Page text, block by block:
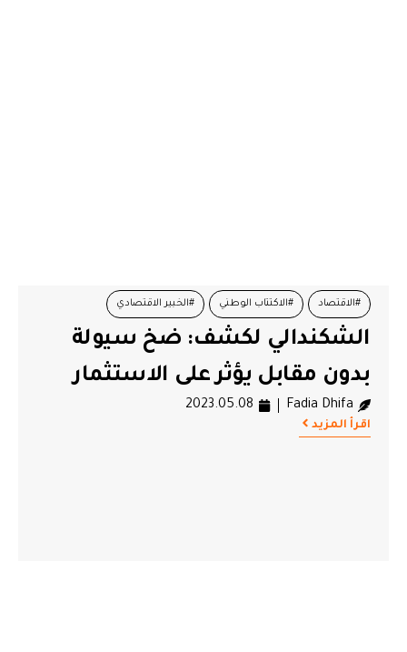
#الاقتصاد #الاكتتاب الوطني #الخبير الاقتصادي
الشكندالي لكشف: ضخ سيولة
بدون مقابل يؤثر على الاستثمار
Fadia Dhifa
2023.05.08
اقرأ المزيد